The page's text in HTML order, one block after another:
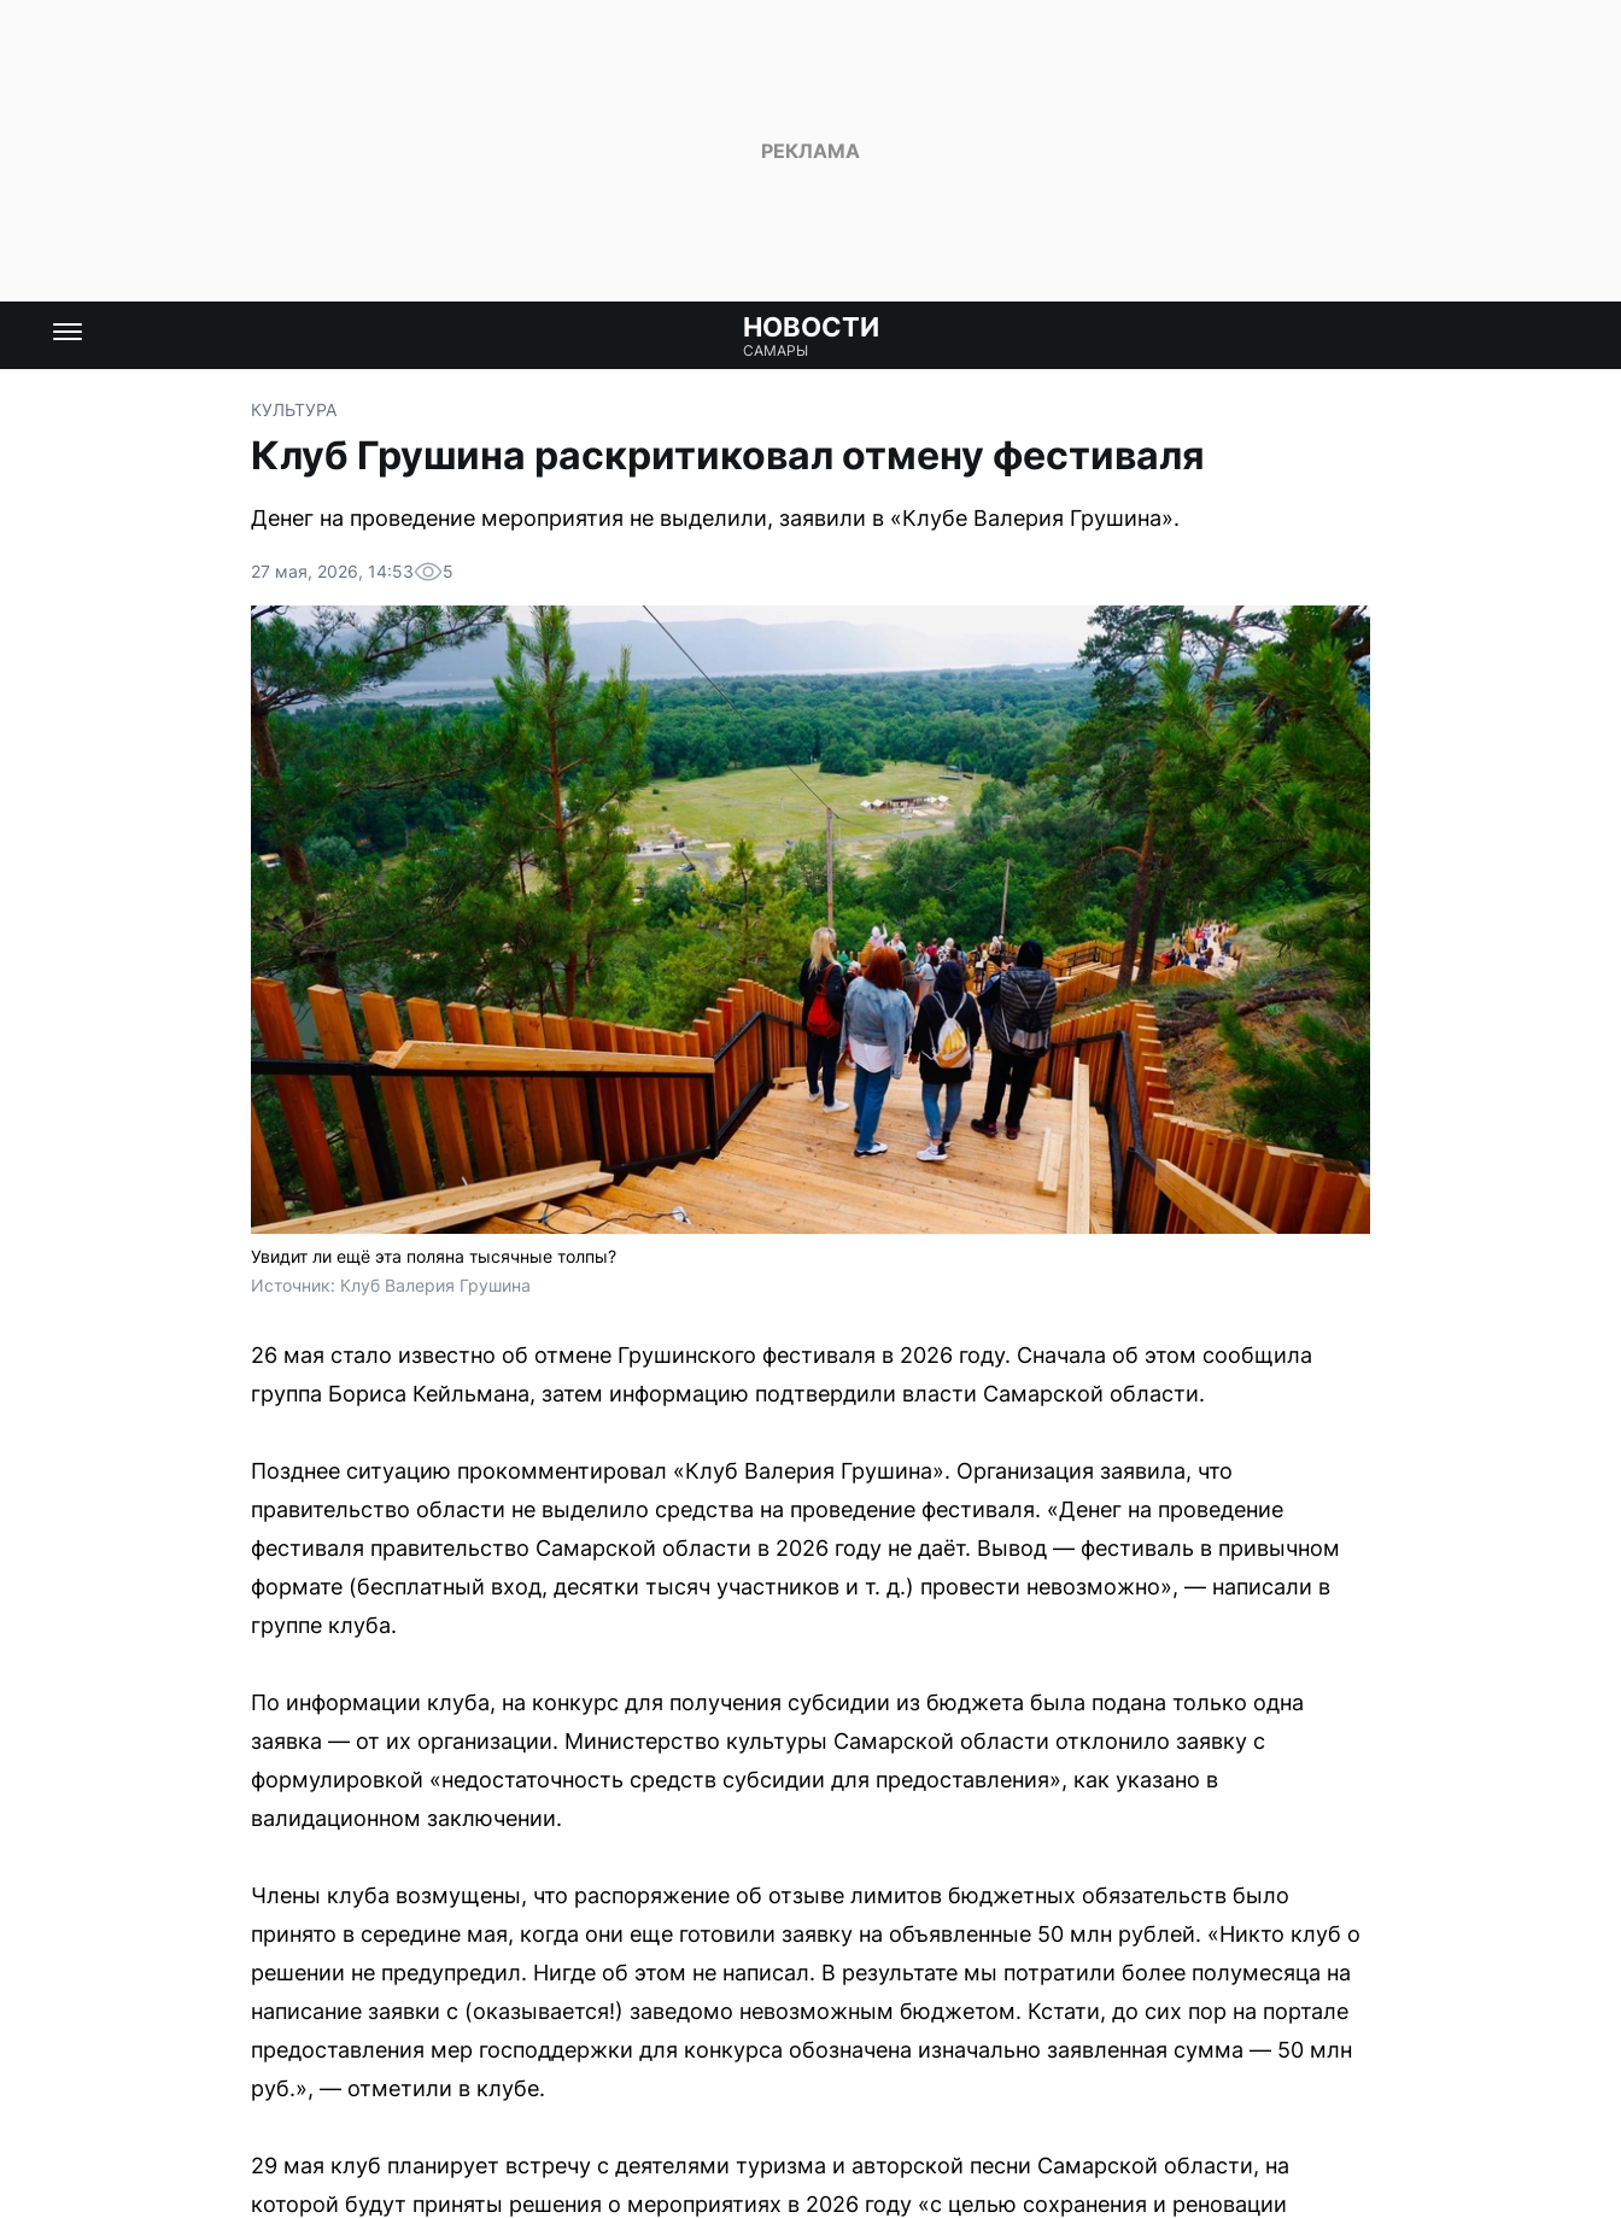
НОВОСТИ
САМАРЫ
КУЛЬТУРА
Клуб Грушина раскритиковал отмену фестиваля
Денег на проведение мероприятия не выделили, заявили в «Клубе Валерия Грушина».
27 мая, 2026, 14:53 5
Увидит ли ещё эта поляна тысячные толпы?
Источник: Клуб Валерия Грушина
26 мая стало известно об отмене Грушинского фестиваля в 2026 году. Сначала об этом сообщила
группа Бориса Кейльмана, затем информацию подтвердили власти Самарской области.
Позднее ситуацию прокомментировал «Клуб Валерия Грушина». Организация заявила, что
правительство области не выделило средства на проведение фестиваля. «Денег на проведение
фестиваля правительство Самарской области в 2026 году не даёт. Вывод — фестиваль в привычном
формате (бесплатный вход, десятки тысяч участников и т. д.) провести невозможно», — написали в
группе клуба.
По информации клуба, на конкурс для получения субсидии из бюджета была подана только одна
заявка — от их организации. Министерство культуры Самарской области отклонило заявку с
формулировкой «недостаточность средств субсидии для предоставления», как указано в
валидационном заключении.
Члены клуба возмущены, что распоряжение об отзыве лимитов бюджетных обязательств было
принято в середине мая, когда они еще готовили заявку на объявленные 50 млн рублей. «Никто клуб о
решении не предупредил. Нигде об этом не написал. В результате мы потратили более полумесяца на
написание заявки с (оказывается!) заведомо невозможным бюджетом. Кстати, до сих пор на портале
предоставления мер господдержки для конкурса обозначена изначально заявленная сумма — 50 млн
руб.», — отметили в клубе.
29 мая клуб планирует встречу с деятелями туризма и авторской песни Самарской области, на
которой будут приняты решения о мероприятиях в 2026 году «с целью сохранения и реновации